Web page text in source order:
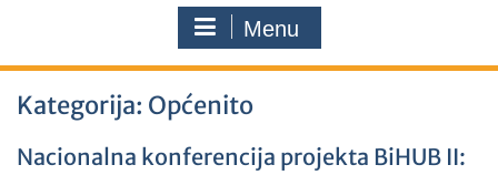
Menu
Kategorija: Općenito
Nacionalna konferencija projekta BiHUB II: